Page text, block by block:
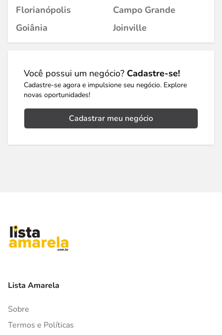
Florianópolis
Campo Grande
Goiânia
Joinville
Você possui um negócio? Cadastre-se!
Cadastre-se agora e impulsione seu negócio. Explore
novas oportunidades!
Cadastrar meu negócio
Lista Amarela
Sobre
Termos e Políticas